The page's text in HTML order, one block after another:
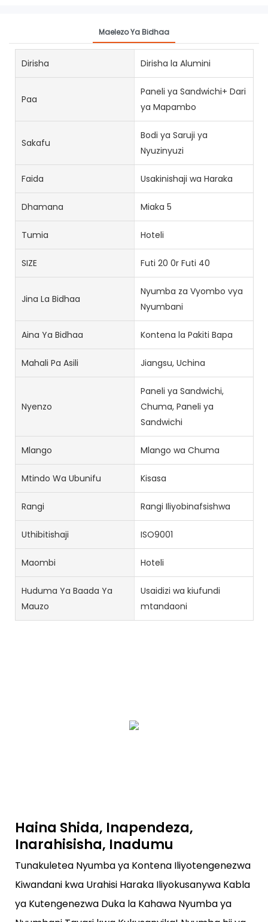
Maelezo Ya Bidhaa
Dirisha Dirisha la Alumini
Paa
Paneli ya Sandwichi+ Dari
ya Mapambo
Sakafu
Bodi ya Saruji ya
Nyuzinyuzi
Faida Usakinishaji wa Haraka
Dhamana Miaka 5
Tumia Hoteli
SIZE Futi 20 0r Futi 40
Jina La Bidhaa
Nyumba za Vyombo vya
Nyumbani
Aina Ya Bidhaa Kontena la Pakiti Bapa
Mahali Pa Asili Jiangsu, Uchina
Nyenzo
Paneli ya Sandwichi,
Chuma, Paneli ya
Sandwichi
Mlango Mlango wa Chuma
Mtindo Wa Ubunifu Kisasa
Rangi Rangi Iliyobinafsishwa
Uthibitishaji ISO9001
Maombi Hoteli
Huduma Ya Baada Ya
Mauzo
Usaidizi wa kiufundi
mtandaoni
Haina Shida, Inapendeza,
Inarahisisha, Inadumu
Tunakuletea Nyumba ya Kontena Iliyotengenezwa
Kiwandani kwa Urahisi Haraka Iliyokusanywa Kabla
ya Kutengenezwa Duka la Kahawa Nyumba ya